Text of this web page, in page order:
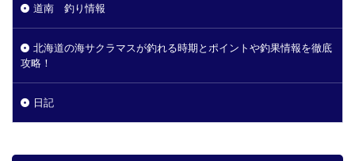
道南 釣り情報
北海道の海サクラマスが釣れる時期とポイントや釣果情報を徹底
攻略！
日記